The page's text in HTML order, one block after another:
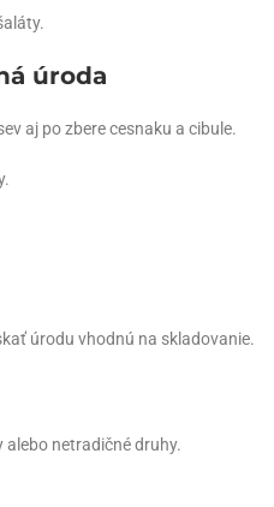
úroda
aj po zbere cesnaku a cibule.
úrodu vhodnú na skladovanie.
netradičné druhy.